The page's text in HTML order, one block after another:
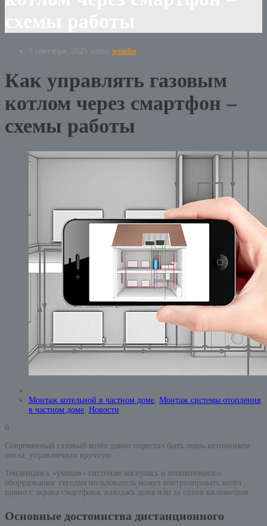
1 сентября, 2025 автор wpadm
Как управлять газовым
котлом через смартфон –
схемы работы
Монтаж котельной в частном доме, Монтаж системы отопления
в частном доме, Новости
0
Современный газовый котёл давно перестал быть лишь источником
тепла, управляемым вручную.
Тенденция к «умным» системам коснулась и отопительного
оборудования: сегодня пользователь может контролировать котёл
прямо с экрана смартфона, находясь дома или за сотни километров.
Основные достоинства дистанционного